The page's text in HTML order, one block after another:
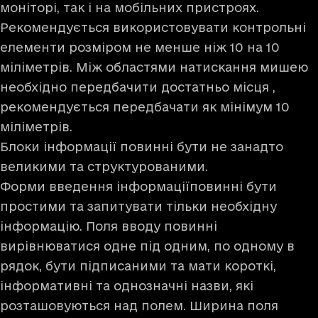
моніторі, так і на мобільних пристроях.
Рекомендується використовувати контрольні
елементи розміром не менше ніж 10 на 10
міліметрів. Між областями натискання мишею
необхідно передбачити достатньо місця ,
рекомендується передбачати як мінімум 10
міліметрів.
Блоки інформації повинні бути не занадто
великими та структурованими.
Форми введення інформаціїповинні бути
простими та запитувати тільки необхідну
інформацію. Поля вводу повинні
вирівнюватися одне під одним, по одному в
рядок, бути підписаними та мати короткі,
інформативні та однозначні назви, які
розташовуються над полем. Ширина поля